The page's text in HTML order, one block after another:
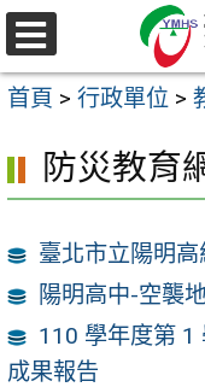
跳
至
主
內
容
選
單
首頁 > 行政單位 >
防災教育
臺北市立陽明
陽明高中-空襲
110 學年度第 1
成果報告